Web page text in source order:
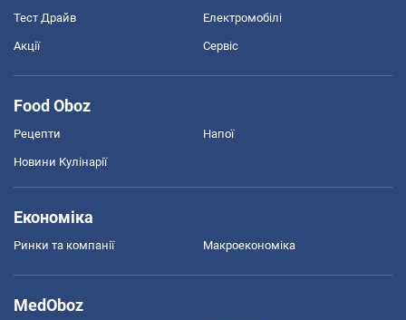
Тест Драйв Електромобілі
Акції Сервіс
Food Oboz
Рецепти Напої
Новини Кулінарії
Економіка
Ринки та компанії Макроекономіка
MedOboz